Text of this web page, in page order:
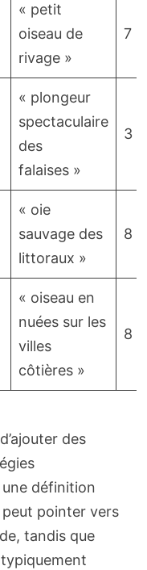
« petit
oiseau de
rivage »
7
« plongeur
spectaculaire
des
falaises »
3
« oie
sauvage des
littoraux »
8
« oiseau en
nuées sur les
villes
côtières »
8
des
une définition
peut pointer vers
tandis que